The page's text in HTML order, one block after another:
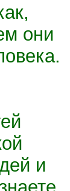
они
и